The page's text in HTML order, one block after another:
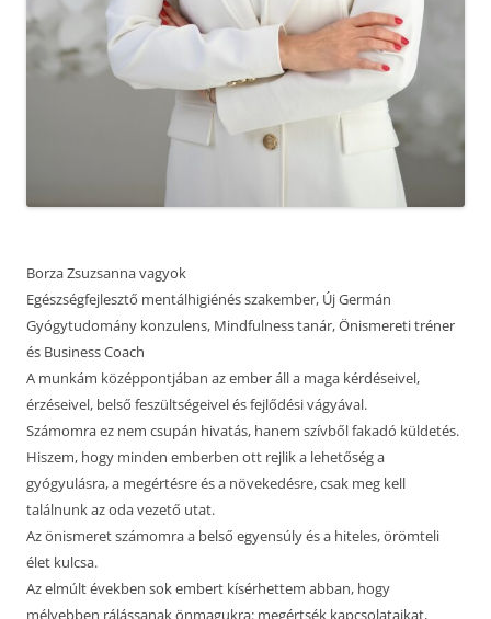
Borza Zsuzsanna vagyok
Egészségfejlesztő mentálhigiénés szakember, Új Germán
Gyógytudomány konzulens, Mindfulness tanár, Önismereti tréner
és Business Coach
A munkám középpontjában az ember áll a maga kérdéseivel,
érzéseivel, belső feszültségeivel és fejlődési vágyával.
Számomra ez nem csupán hivatás, hanem szívből fakadó küldetés.
Hiszem, hogy minden emberben ott rejlik a lehetőség a
gyógyulásra, a megértésre és a növekedésre, csak meg kell
találnunk az oda vezető utat.
Az önismeret számomra a belső egyensúly és a hiteles, örömteli
élet kulcsa.
Az elmúlt években sok embert kísérhettem abban, hogy
mélyebben rálássanak önmagukra: megértsék kapcsolataikat,